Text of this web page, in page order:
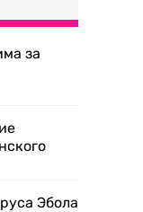
за
Эбола